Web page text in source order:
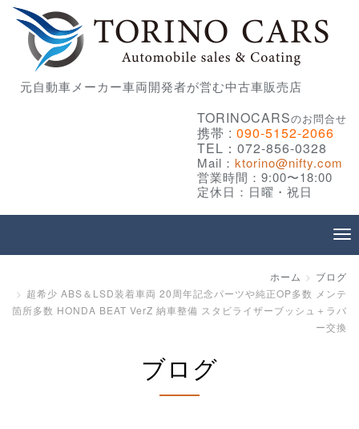
元自動車メーカー車両開発者が営む中古車販売店
TORINOCARSのお問合せ
携帯 : 090-5152-2066
TEL：072-856-0328
Mail： ktorino@nifty.com
営業時間：9:00〜18:00
定休日：日曜・祝日
ホーム
ブログ
超希少 ABS＆LSD装着車両 20周年記念パーツや純正OP多数 メンテ
箇所多数 HONDA BEAT VerZ 納車整備 スタビライザーブッシュ＋ラバ
ー交換
ブログ